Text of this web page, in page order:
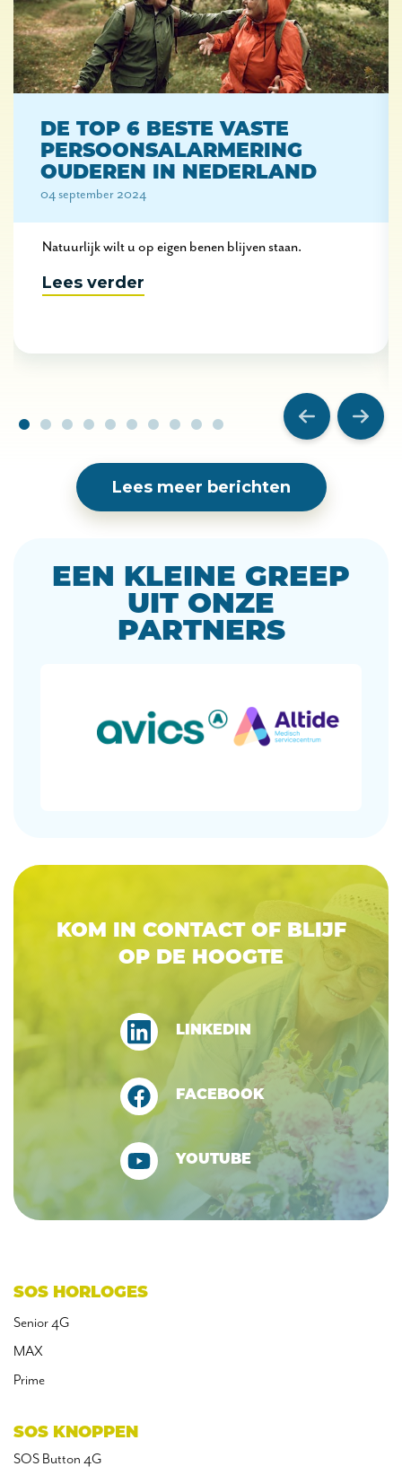
DE TOP 6 BESTE VASTE
PERSOONSALARMERING
OUDEREN IN NEDERLAND
04 september 2024
Natuurlijk wilt u op eigen benen blijven staan.
Lees verder
Lees meer berichten
EEN KLEINE GREEP
UIT ONZE
PARTNERS
KOM IN CONTACT OF BLIJF
OP DE HOOGTE
LINKEDIN
FACEBOOK
YOUTUBE
SOS HORLOGES
Senior 4G
MAX
Prime
SOS KNOPPEN
SOS Button 4G